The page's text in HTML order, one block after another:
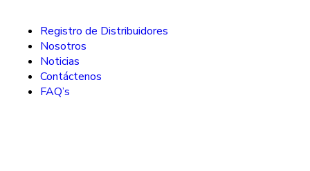
Registro de Distribuidores
Nosotros
Noticias
Contáctenos
FAQ’s